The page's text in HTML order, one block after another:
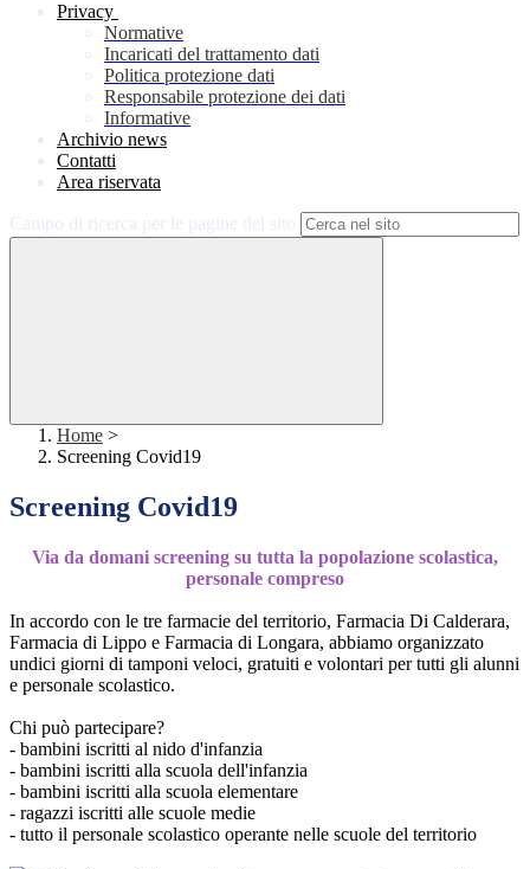
Privacy
Normative
Incaricati del trattamento dati
Politica protezione dati
Responsabile protezione dei dati
Informative
Archivio news
Contatti
Area riservata
Home >
Screening Covid19
Screening Covid19
Via da domani screening su tutta la popolazione scolastica,
personale compreso
In accordo con le tre farmacie del territorio, Farmacia Di Calderara,
Farmacia di Lippo e Farmacia di Longara, abbiamo organizzato
undici giorni di tamponi veloci, gratuiti e volontari per tutti gli alunni
e personale scolastico.
Chi può partecipare?
- bambini iscritti al nido d'infanzia
- bambini iscritti alla scuola dell'infanzia
- bambini iscritti alla scuola elementare
- ragazzi iscritti alle scuole medie
- tutto il personale scolastico operante nelle scuole del territorio